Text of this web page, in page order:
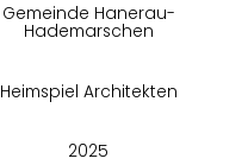
Gemeinde Hanerau-
Hademarschen
Heimspiel Architekten
2025